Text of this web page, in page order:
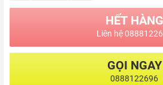
HẾT HÀNG
Liên hệ
GỌI NGAY
0888122696